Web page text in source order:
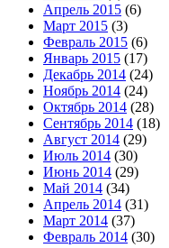
Апрель 2015 (6)
Март 2015 (3)
Февраль 2015 (6)
Январь 2015 (17)
Декабрь 2014 (24)
Ноябрь 2014 (24)
Октябрь 2014 (28)
Сентябрь 2014 (18)
Август 2014 (29)
Июль 2014 (30)
Июнь 2014 (29)
Май 2014 (34)
Апрель 2014 (31)
Март 2014 (37)
Февраль 2014 (30)